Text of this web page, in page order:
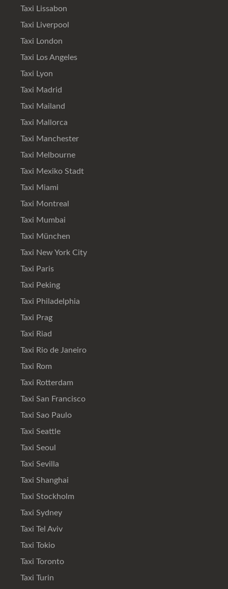
Taxi Lissabon
Taxi Liverpool
Taxi London
Taxi Los Angeles
Taxi Lyon
Taxi Madrid
Taxi Mailand
Taxi Mallorca
Taxi Manchester
Taxi Melbourne
Taxi Mexiko Stadt
Taxi Miami
Taxi Montreal
Taxi Mumbai
Taxi München
Taxi New York City
Taxi Paris
Taxi Peking
Taxi Philadelphia
Taxi Prag
Taxi Riad
Taxi Rio de Janeiro
Taxi Rom
Taxi Rotterdam
Taxi San Francisco
Taxi Sao Paulo
Taxi Seattle
Taxi Seoul
Taxi Sevilla
Taxi Shanghai
Taxi Stockholm
Taxi Sydney
Taxi Tel Aviv
Taxi Tokio
Taxi Toronto
Taxi Turin